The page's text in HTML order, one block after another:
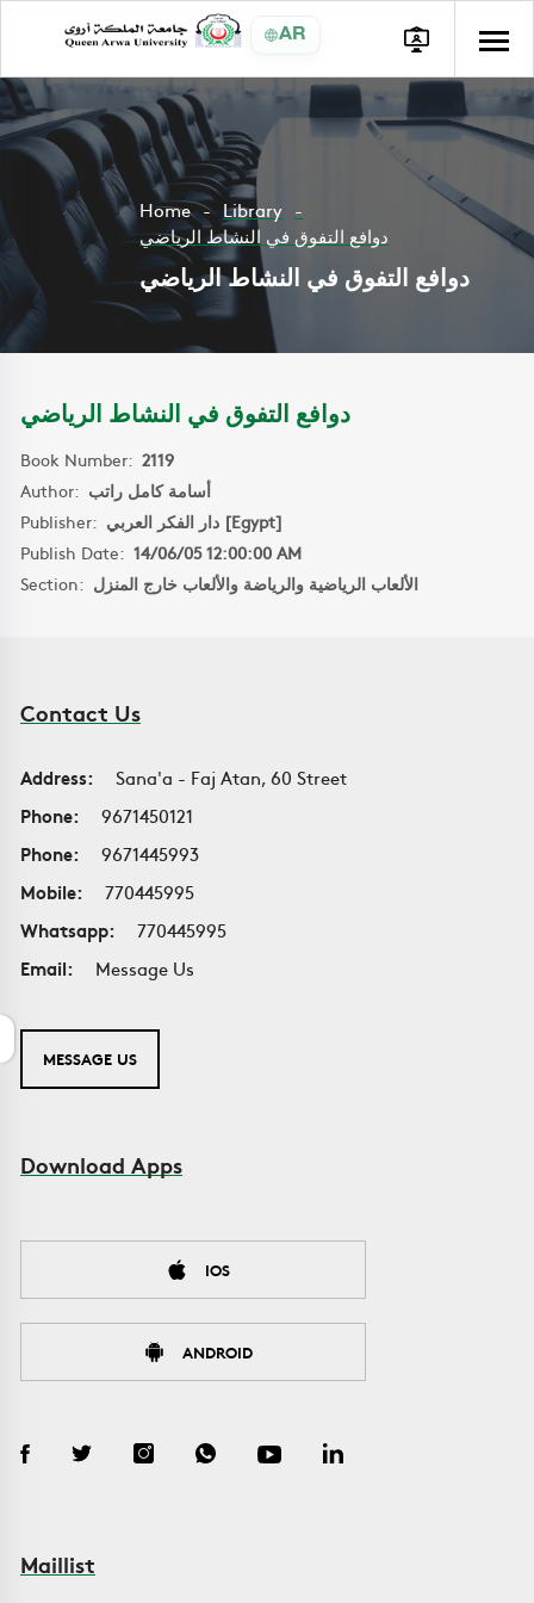
AR
Home
Library
دوافع التفوق في النشاط الرياضي
دوافع التفوق في النشاط الرياضي
دوافع التفوق في النشاط الرياضي
Book Number: 2119
Author: أسامة كامل راتب
Publisher:
دار الفكر العربي [Egypt]
Publish Date: 14/06/05 12:00:00 AM
Section: الألعاب الرياضية والرياضة والألعاب خارج المنزل
Contact Us
Address:
Sana'a - Faj Atan, 60 Street
Phone:
9671450121
Phone:
9671445993
Mobile:
770445995
Whatsapp:
770445995
Email:
Message Us
MESSAGE US
Download Apps
IOS
ANDROID
Maillist